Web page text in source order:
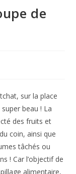
de
sur la place
beau ! La
des fruits et
coin, ainsi que
tâchés ou
! Car l’objectif de
alimentaire,